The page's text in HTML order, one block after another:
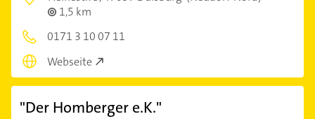
1,5 km
0171 3 10 07 11
Webseite
"Der Homberger e.K."